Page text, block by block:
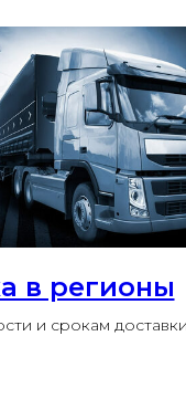
в регионы
и срокам